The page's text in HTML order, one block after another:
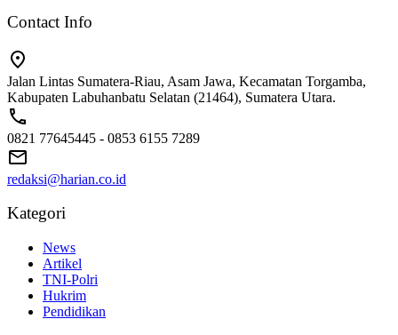
Contact Info
Jalan Lintas Sumatera-Riau, Asam Jawa, Kecamatan Torgamba,
Kabupaten Labuhanbatu Selatan (21464), Sumatera Utara.
0821 77645445 - 0853 6155 7289
redaksi@harian.co.id
Kategori
News
Artikel
TNI-Polri
Hukrim
Pendidikan